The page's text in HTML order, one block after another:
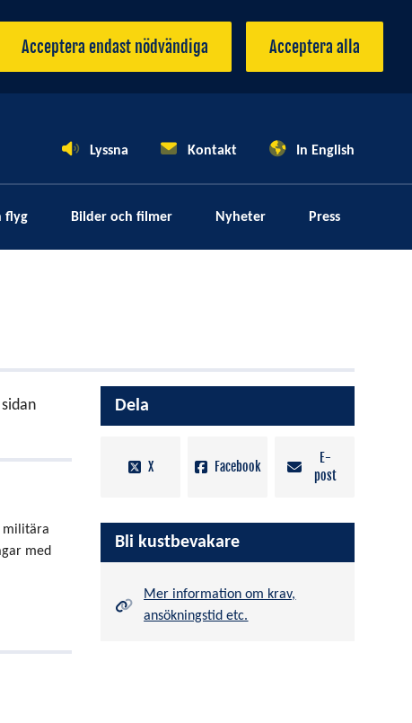
Acceptera endast nödvändiga Acceptera alla
Lyssna Kontakt In English
flyg Bilder och filmer Nyheter Press
militära
med
Dela
X Facebook
E-
post
Bli kustbevakare
Mer information om krav,
ansökningstid etc.